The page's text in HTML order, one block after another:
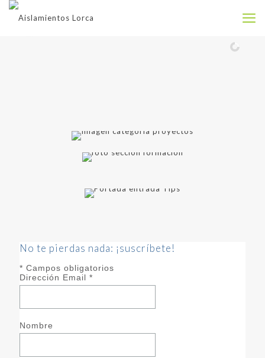
No te pierdas nada: ¡suscríbete!
* Campos obligatorios
Dirección Email *
Nombre